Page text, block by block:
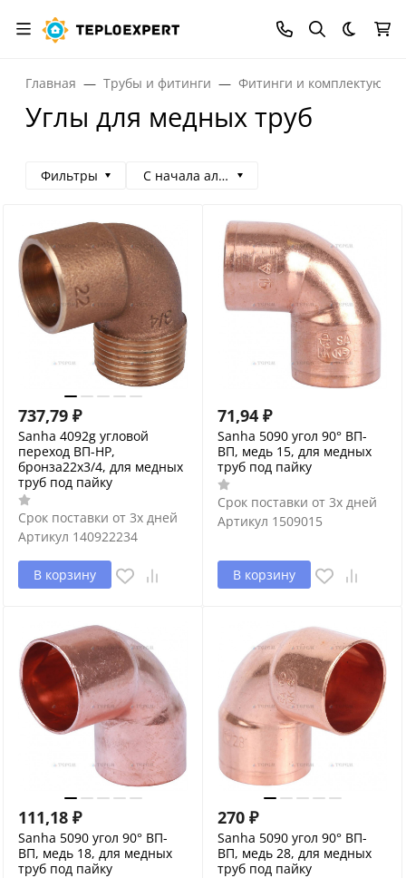
Темная
Главная Трубы и фитинги Фитинги и
Углы для медных труб
Фильтры С начала алфавита
737,79 ₽
Sanha 4092g угловой
переход ВП-НР,
бронза22x3/4, для медных
труб под пайку
Срок поставки от 3х дней
Артикул 140922234
В корзину
71,94 ₽
Sanha 5090 угол 90° ВП-
ВП, медь 15, для медных
труб под пайку
Срок поставки от 3х дней
Артикул 1509015
В корзину
111,18 ₽
Sanha 5090 угол 90° ВП-
ВП, медь 18, для медных
труб под пайку
270 ₽
Sanha 5090 угол 90° ВП-
ВП, медь 28, для медных
труб под пайку